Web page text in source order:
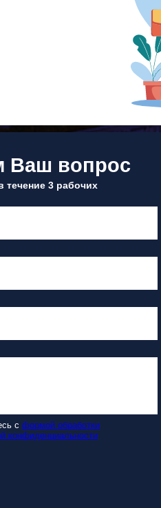
с формой обработки
конфиденциальности
течение 3 рабочих
Ваш вопрос